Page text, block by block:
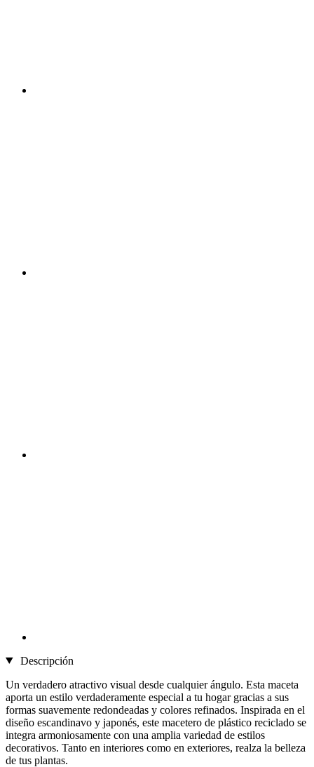
Descripción
Un verdadero atractivo visual desde cualquier ángulo. Esta maceta
aporta un estilo verdaderamente especial a tu hogar gracias a sus
formas suavemente redondeadas y colores refinados. Inspirada en el
diseño escandinavo y japonés, este macetero de plástico reciclado se
integra armoniosamente con una amplia variedad de estilos
decorativos. Tanto en interiores como en exteriores, realza la belleza
de tus plantas.